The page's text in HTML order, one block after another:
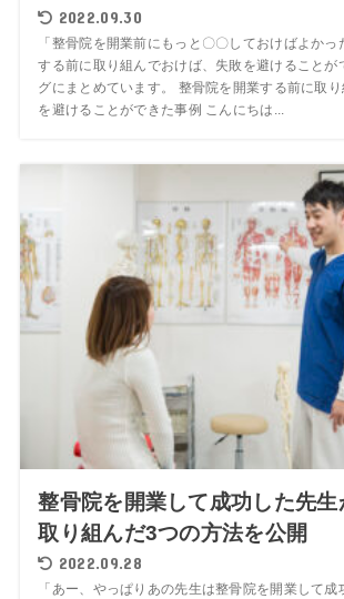
2022.09.30
「整骨院を開業前にもっと〇〇しておけばよかっ
する前に取り組んでおけば、失敗を避けることが
グにまとめています。 整骨院を開業する前に取
を避けることができた事例 こんにちは...
整骨院を開業して成功した先生
取り組んだ3つの方法を公開
2022.09.28
「あー、やっぱりあの先生は整骨院を開業して成